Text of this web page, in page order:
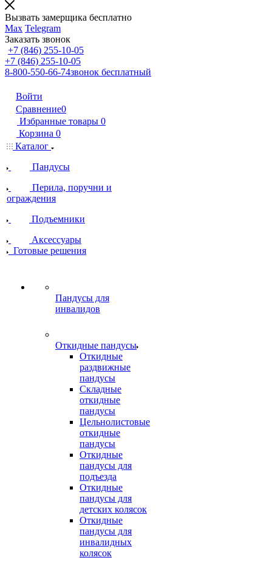
Вызвать замерщика бесплатно
Max Telegram
Заказать звонок
+7 (846) 255-10-05
+7 (846) 255-10-05
8-800-550-66-74звонок бесплатный
Войти
Сравнение0
Избранные товары 0
Корзина 0
Каталог
Пандусы
Перила, поручни и
ограждения
Подъемники
Аксессуары
Готовые решения
Пандусы для
инвалидов
Откидные пандусы
Откидные
раздвижные
пандусы
Складные
откидные
пандусы
Цельнолистовые
откидные
пандусы
Откидные
пандусы для
подъезда
Откидные
пандусы для
детских колясок
Откидные
пандусы для
инвалидных
колясок